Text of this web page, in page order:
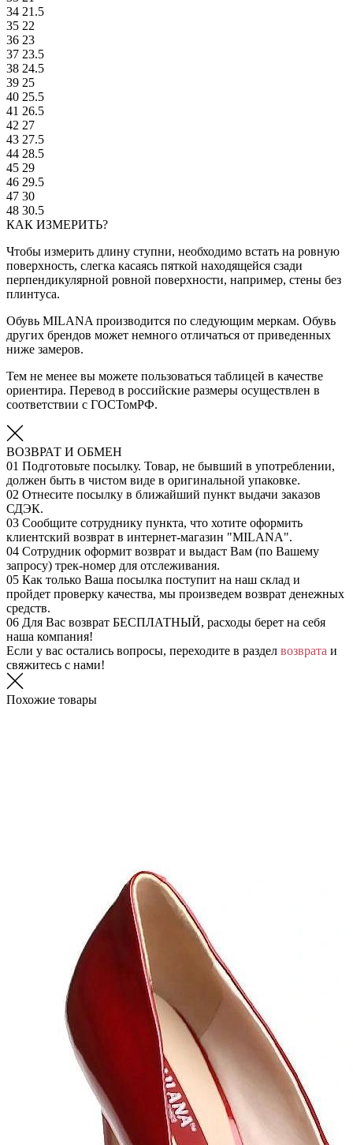
34 21.5
35 22
36 23
37 23.5
38 24.5
39 25
40 25.5
41 26.5
42 27
43 27.5
44 28.5
45 29
46 29.5
47 30
48 30.5
КАК ИЗМЕРИТЬ?
Чтобы измерить длину ступни, необходимо встать на ровную
поверхность, слегка касаясь пяткой находящейся сзади
перпендикулярной ровной поверхности, например, стены без
плинтуса.
Обувь MILANA производится по следующим меркам. Обувь
других брендов может немного отличаться от приведенных
ниже замеров.
Тем не менее вы можете пользоваться таблицей в качестве
ориентира. Перевод в российские размеры осуществлен в
соответствии с ГОСТомРФ.
ВОЗВРАТ И ОБМЕН
01 Подготовьте посылку. Товар, не бывший в употреблении,
должен быть в чистом виде в оригинальной упаковке.
02 Отнесите посылку в ближайший пункт выдачи заказов
СДЭК.
03 Сообщите сотруднику пункта, что хотите оформить
клиентский возврат в интернет-магазин "MILANA".
04 Сотрудник оформит возврат и выдаст Вам (по Вашему
запросу) трек-номер для отслеживания.
05 Как только Ваша посылка поступит на наш склад и
пройдет проверку качества, мы произведем возврат денежных
средств.
06 Для Вас возврат БЕСПЛАТНЫЙ, расходы берет на себя
наша компания!
Если у вас остались вопросы, переходите в раздел возврата и
свяжитесь с нами!
Похожие товары